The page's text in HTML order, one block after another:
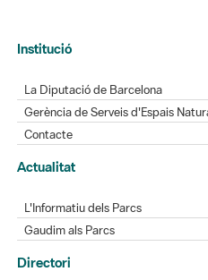
Institució
La Diputació de Barcelona
Gerència de Serveis d'Espais
Contacte
Actualitat
L'Informatiu dels Parcs
Gaudim als Parcs
Directori